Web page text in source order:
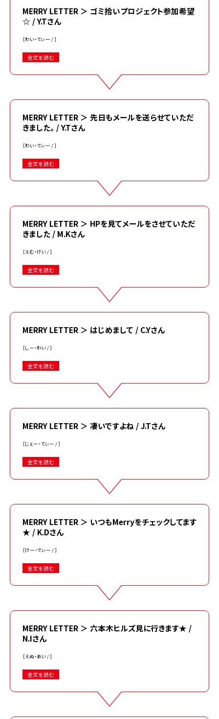
MERRY LETTER ＞ ゴミ拾いプロジェクト参加希望
☆ / Y.Tさん
［わい・てぃー / ］
全文を読む
MERRY LETTER ＞ 先日もメールを送らせていただ
きました。 / Y.Tさん
［わい・てぃー / ］
全文を読む
MERRY LETTER ＞ HPを見てメールをさせていただ
きました / M.Kさん
［えむ・けい / ］
全文を読む
MERRY LETTER ＞ はじめまして / C.Yさん
［しー・わい / ］
全文を読む
MERRY LETTER ＞ 凄いですよね / J.Tさん
［じぇー・てぃー / ］
全文を読む
MERRY LETTER ＞ いつもMerryをチェックしてます
★ / K.Dさん
［けー・でぃー / ］
全文を読む
MERRY LETTER ＞ 六本木ヒルズ見に行きます★ /
N.Iさん
［えぬ・あい / ］
全文を読む